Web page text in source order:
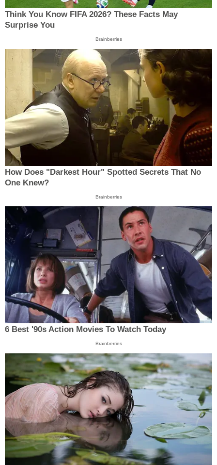
Think You Know FIFA 2026? These Facts May
Surprise You
Brainberries
How Does "Darkest Hour" Spotted Secrets That No
One Knew?
Brainberries
6 Best '90s Action Movies To Watch Today
Brainberries